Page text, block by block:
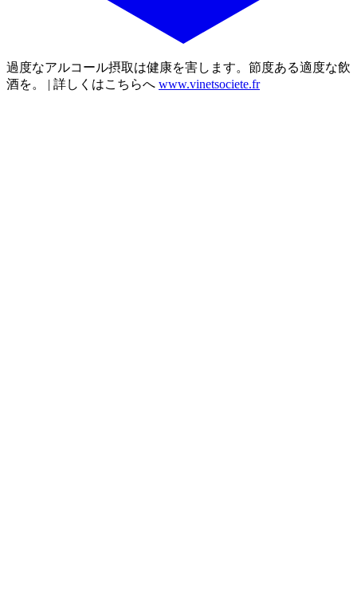
過度なアルコール摂取は健康を害します。節度ある適度な飲
酒を。 | 詳しくはこちらへ www.vinetsociete.fr